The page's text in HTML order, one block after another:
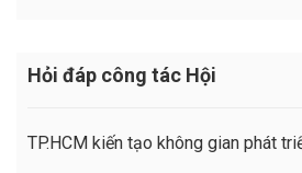
Hỏi đáp công tác Hội
TP.HCM kiến tạo không gian phát